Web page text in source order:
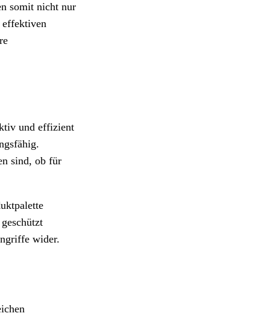
somit nicht nur
effektiven
und effizient
sind, ob für
wider.